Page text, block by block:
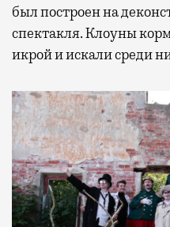
был построен на
спектакля. Клоуны
икрой и искали среди